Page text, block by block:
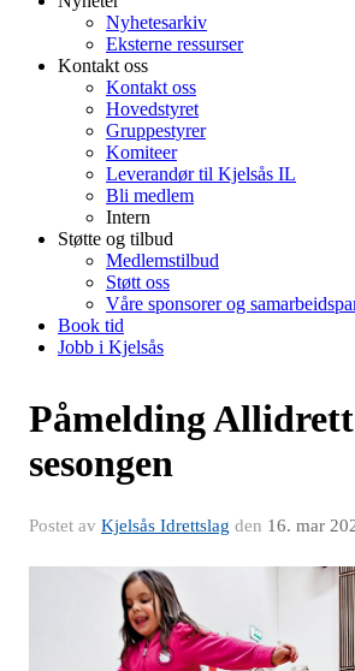
Nyhetesarkiv
Eksterne ressurser
Kontakt oss
Kontakt oss
Hovedstyret
Gruppestyrer
Komiteer
Leverandør til Kjelsås IL
Bli medlem
Intern
Støtte og tilbud
Medlemstilbud
Støtt oss
Våre sponsorer og
Book tid
Jobb i Kjelsås
Påmelding
sesongen
Postet av Kjelsås Idrettslag den 16. mar